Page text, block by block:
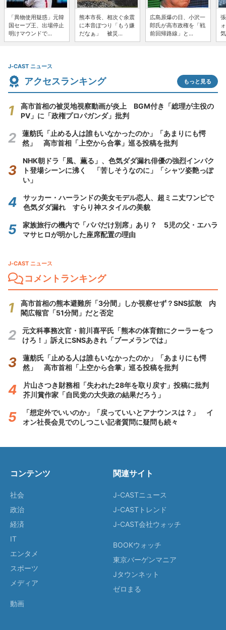
「異物使用疑惑」元韓
国セーブ王、出場停止
明けマウンドで...
熊本市長、相次ぐ余震
に本音ぽつり「もう嫌
だなぁ」 被災...
広島原爆の日、小沢一
郎氏が高市政権を「戦
前回帰路線」と...
J-CAST ニュース
アクセスランキング もっと見る
高市首相の被災地視察動画が炎上 BGM付き「総理が主役の
PV」に「政権プロパガンダ」批判
蓮舫氏「止める人は誰もいなかったのか」「あまりにも愕
然」 高市首相「上空から合掌」巡る投稿を批判
NHK朝ドラ「風、薫る」、色気ダダ漏れ俳優の強烈インパク
ト登場シーンに沸く 「苦しそうなのに」「シャツ姿艶っぽ
い」
サッカー・ハーランドの美女モデル恋人、超ミニ丈ワンピで
色気ダダ漏れ すらり神スタイルの美貌
家族旅行の機内で「パパだけ別席」あり？ 5児の父・エハラ
マサヒロが明かした座席配置の理由
J-CAST ニュース
コメントランキング
高市首相の熊本避難所「3分間」しか視察せず？SNS拡散 内
閣広報官「51分間」だと否定
元文科事務次官・前川喜平氏「熊本の体育館にクーラーをつ
けろ！」訴えにSNSあきれ「ブーメランでは」
蓮舫氏「止める人は誰もいなかったのか」「あまりにも愕
然」 高市首相「上空から合掌」巡る投稿を批判
片山さつき財務相「失われた28年を取り戻す」投稿に批判
芥川賞作家「自民党の大失政の結果だろう」
「想定外でいいのか」「戻っていいとアナウンスは？」 イ
オン社長会見でのしつこい記者質問に疑問も続々
コンテンツ
社会
政治
経済
IT
エンタメ
スポーツ
メディア
動画
関連サイト
J-CASTニュース
J-CASTトレンド
J-CAST会社ウォッチ
BOOKウォッチ
東京バーゲンマニア
Jタウンネット
ゼロまる